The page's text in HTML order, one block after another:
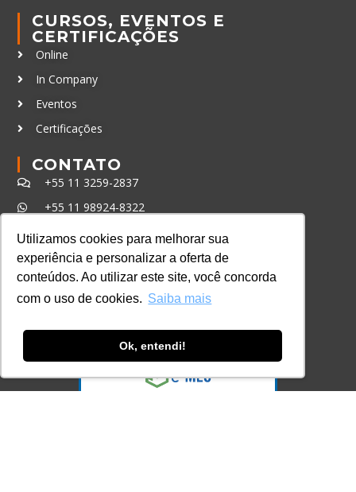
Utilizamos cookies para melhorar sua
experiência e personalizar a oferta de
conteúdos. Ao utilizar este site, você concorda
com o uso de cookies. Saiba mais
Ok, entendi!
CURSOS, EVENTOS E
CERTIFICAÇÕES
Online
In Company
Eventos
Certificações
CONTATO
+55 11 3259-2837
+55 11 98924-8322
contato@lec.com.br
Ferramenta Antifraude